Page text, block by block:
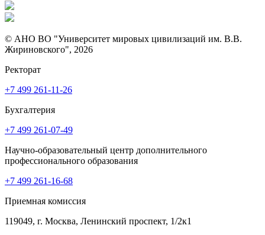
© АНО ВО "Университет мировых цивилизаций им. В.В.
Жириновского", 2026
Ректорат
+7 499 261-11-26
Бухгалтерия
+7 499 261-07-49
Научно-образовательный центр дополнительного
профессионального образования
+7 499 261-16-68
Приемная комиссия
119049, г. Москва, Ленинский проспект, 1/2к1